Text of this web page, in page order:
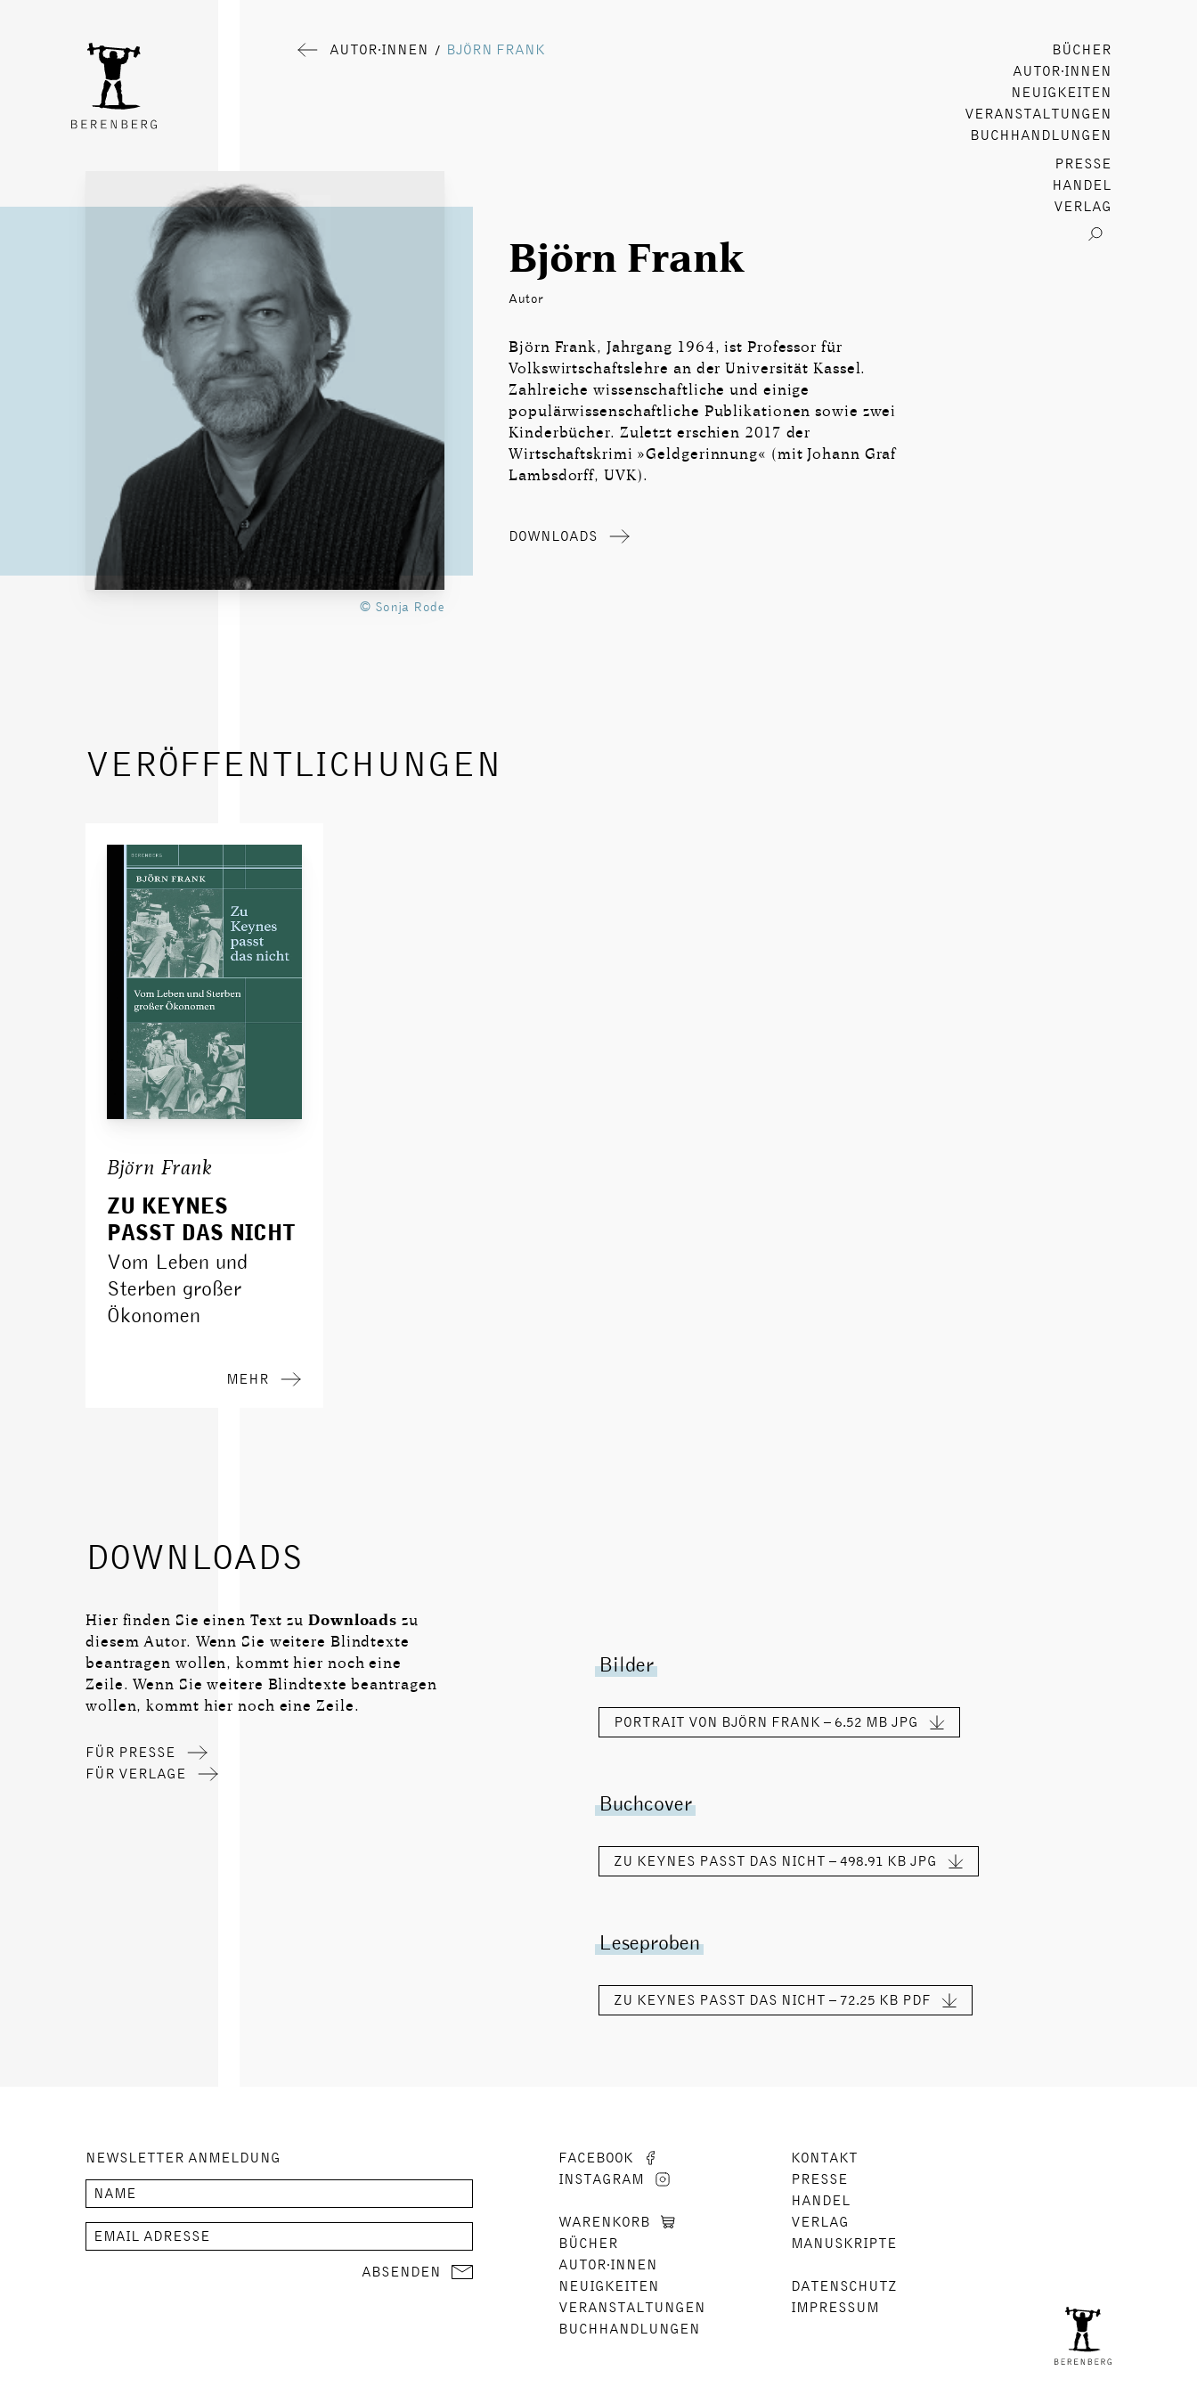
AUTOR∙INNEN / BJÖRN FRANK
BÜCHER
AUTOR∙INNEN
NEUIGKEITEN
VERANSTALTUNGEN
BUCHHANDLUNGEN
PRESSE
HANDEL
VERLAG
© Sonja Rode
Björn Frank
Autor
Björn Frank, Jahrgang 1964, ist Professor für
Volkswirtschaftslehre an der Universität ­Kassel.
Zahlreiche wissenschaftliche und einige
populärwissenschaftliche Publikationen sowie zwei
Kinderbücher. Zuletzt erschien 2017 der
Wirtschaftskrimi »Geldgerinnung« (mit Johann Graf
Lambsdorff, UVK).
DOWNLOADS
VERÖFFENTLICHUNGEN
Björn Frank
ZU KEYNES
PASST DAS NICHT
Vom Leben und
Sterben großer
Ökonomen
MEHR
DOWNLOADS
Hier finden Sie einen Text zu Downloads zu
diesem Autor. Wenn Sie weitere Blindtexte
beantragen wollen, kommt hier noch eine
Zeile. Wenn Sie weitere Blindtexte beantragen
wollen, kommt hier noch eine Zeile.
FÜR PRESSE
FÜR VERLAGE
Bilder
PORTRAIT VON BJÖRN FRANK – 6.52 MB JPG
Buchcover
ZU KEYNES PASST DAS NICHT – 498.91 KB JPG
Leseproben
ZU KEYNES PASST DAS NICHT – 72.25 KB PDF
NEWSLETTER ANMELDUNG
ABSENDEN
FACEBOOK
INSTAGRAM
WARENKORB
BÜCHER
AUTOR∙INNEN
NEUIGKEITEN
VERANSTALTUNGEN
BUCHHANDLUNGEN
KONTAKT
PRESSE
HANDEL
VERLAG
MANUSKRIPTE
DATENSCHUTZ
IMPRESSUM